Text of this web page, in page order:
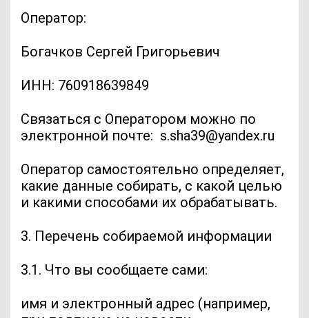
Оператор:
Богачков Сергей Григорьевич
ИНН: 760918639849
Связаться с Оператором можно по
электронной почте: s.sha39@yandex.ru
Оператор самостоятельно определяет,
какие данные собирать, с какой целью
и какими способами их обрабатывать.
3. Перечень собираемой информации
3.1. Что вы сообщаете сами:
имя и электронный адрес (например,